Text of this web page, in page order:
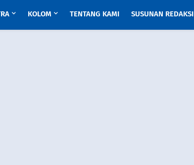
KOLOM TENTANG KAMI SUSUNAN REDAKSI